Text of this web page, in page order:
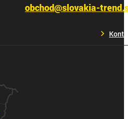
obchod@slovakia-